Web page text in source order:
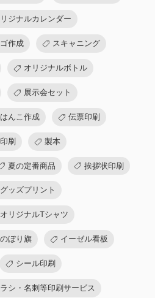
ジナルカレンダー
作成 スキャニング
オリジナルボトル
展示会セット
はんこ作成 伝票印刷
刷 製本
夏の定番商品 挨拶状印刷
グッズプリント
オリジナルTシャツ
のぼり旗 イーゼル看板
シール印刷
シ・名刺等印刷サービス